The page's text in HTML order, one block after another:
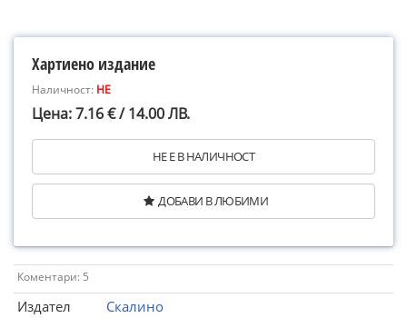
Хартиено издание
Наличност: НЕ
Цена: 7.16 € / 14.00 ЛВ.
НЕ Е В НАЛИЧНОСТ
ДОБАВИ В ЛЮБИМИ
Коментари: 5
Издател
Скалино